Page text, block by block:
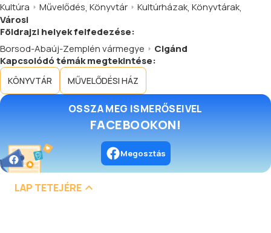
Kultúra
Művelődés, Könyvtár Kultúrházak, Könyvtárak,
Városi
Földrajzi helyek felfedezése:
Borsod-Abaúj-Zemplén vármegye
Cigánd
Kapcsolódó témák megtekintése:
KÖNYVTÁR MŰVELŐDÉSI HÁZ
OSSZA MEG ISMERŐSEIVEL
FACEBOOKON!
Megosztás
LAP TETEJÉRE